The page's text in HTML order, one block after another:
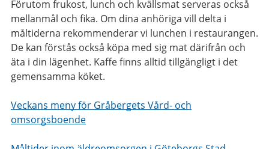
Förutom frukost, lunch och kvällsmat serveras också
mellanmål och fika. Om dina anhöriga vill delta i
måltiderna rekommenderar vi lunchen i restaurangen.
De kan förstås också köpa med sig mat därifrån och
äta i din lägenhet. Kaffe finns alltid tillgängligt i det
gemensamma köket.
Veckans meny för Gråbergets Vård- och
omsorgsboende